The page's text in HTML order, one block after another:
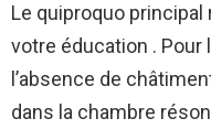
Le quiproquo
votre éducation .
l’absence de
dans la chambre